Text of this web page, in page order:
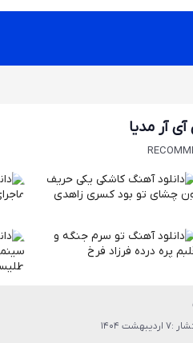
آر مدیا
1404